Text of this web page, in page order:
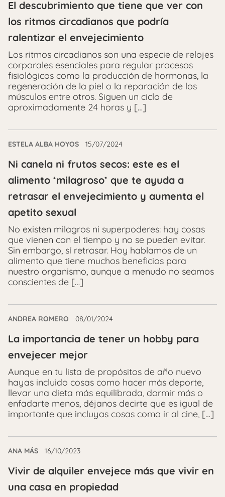
El descubrimiento que tiene que ver con
los ritmos circadianos que podría
ralentizar el envejecimiento
Los ritmos circadianos son una especie de relojes
corporales esenciales para regular procesos
fisiológicos como la producción de hormonas, la
regeneración de la piel o la reparación de los
músculos entre otros. Siguen un ciclo de
aproximadamente 24 horas y […]
ESTELA ALBA HOYOS 15/07/2024
Ni canela ni frutos secos: este es el
alimento ‘milagroso’ que te ayuda a
retrasar el envejecimiento y aumenta el
apetito sexual
No existen milagros ni superpoderes: hay cosas
que vienen con el tiempo y no se pueden evitar.
Sin embargo, sí retrasar. Hoy hablamos de un
alimento que tiene muchos beneficios para
nuestro organismo, aunque a menudo no seamos
conscientes de […]
ANDREA ROMERO 08/01/2024
La importancia de tener un hobby para
envejecer mejor
Aunque en tu lista de propósitos de año nuevo
hayas incluido cosas como hacer más deporte,
llevar una dieta más equilibrada, dormir más o
enfadarte menos, déjanos decirte que es igual de
importante que incluyas cosas como ir al cine, […]
ANA MÁS 16/10/2023
Vivir de alquiler envejece más que vivir en
una casa en propiedad